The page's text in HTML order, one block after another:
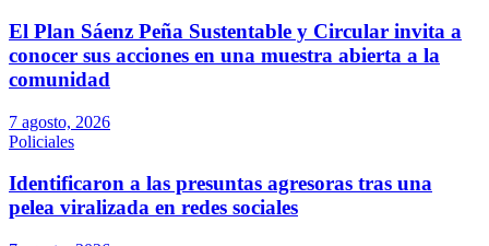
El Plan Sáenz Peña Sustentable y Circular invita a
conocer sus acciones en una muestra abierta a la
comunidad
7 agosto, 2026
Policiales
Identificaron a las presuntas agresoras tras una
pelea viralizada en redes sociales